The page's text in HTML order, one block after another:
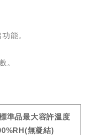
能。
。
準品最大容許溫度
無凝結)